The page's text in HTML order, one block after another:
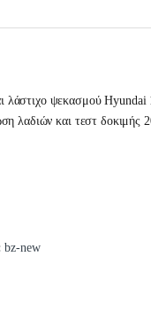
λάστιχο ψεκασμού Hyundai
λαδιών και τεστ δοκιμής
bz-new